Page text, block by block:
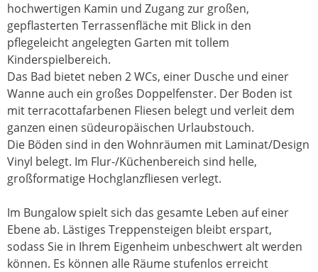
hochwertigen Kamin und Zugang zur großen,
gepflasterten Terrassenfläche mit Blick in den
pflegeleicht angelegten Garten mit tollem
Kinderspielbereich.
Das Bad bietet neben 2 WCs, einer Dusche und einer
Wanne auch ein großes Doppelfenster. Der Boden ist
mit terracottafarbenen Fliesen belegt und verleit dem
ganzen einen südeuropäischen Urlaubstouch.
Die Böden sind in den Wohnräumen mit Laminat/Design
Vinyl belegt. Im Flur-/Küchenbereich sind helle,
großformatige Hochglanzfliesen verlegt.
Im Bungalow spielt sich das gesamte Leben auf einer
Ebene ab. Lästiges Treppensteigen bleibt erspart,
sodass Sie in Ihrem Eigenheim unbeschwert alt werden
können. Es können alle Räume stufenlos erreicht